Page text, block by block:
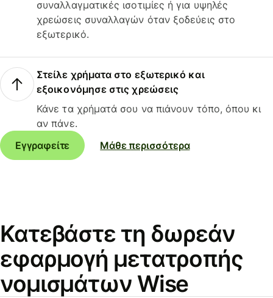
συναλλαγματικές ισοτιμίες ή για υψηλές
χρεώσεις συναλλαγών όταν ξοδεύεις στο
εξωτερικό.
Στείλε χρήματα στο εξωτερικό και
εξοικονόμησε στις χρεώσεις
Κάνε τα χρήματά σου να πιάνουν τόπο, όπου κι
αν πάνε.
Εγγραφείτε
Μάθε περισσότερα
Κατεβάστε τη δωρεάν
εφαρμογή μετατροπής
νομισμάτων Wise